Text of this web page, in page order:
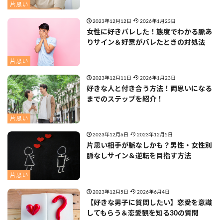
片思い
片思い
2023年12月12日 2026年1月23日
女性に好きバレした！態度でわかる脈あ
りサイン＆好意がバレたときの対処法
片思い
2023年12月11日 2026年1月23日
好きな人と付き合う方法！両思いになる
までのステップを紹介！
片思い
2023年12月6日 2023年12月5日
片思い相手が脈なしかも？男性・女性別
脈なしサイン＆逆転を目指す方法
2023年12月5日 2026年6月4日
【好きな男子に質問したい】恋愛を意識
してもらう＆恋愛観を知る30の質問